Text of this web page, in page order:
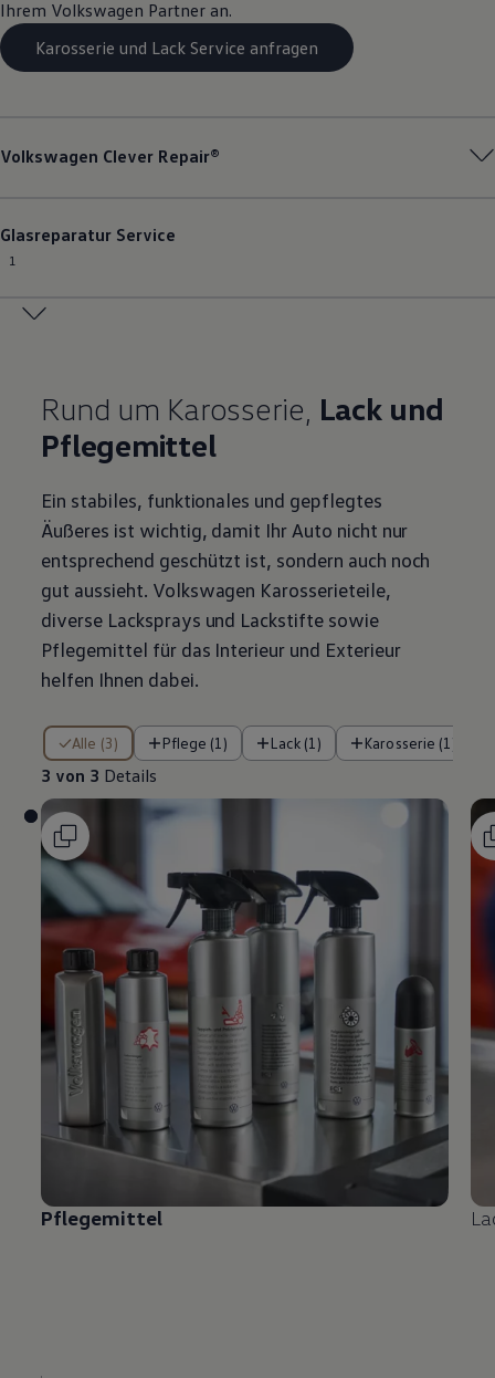
Ihrem Volkswagen Partner an.
Karosserie und Lack Service anfragen
Volkswagen Clever Repair®
Glasreparatur Service
1
Rund um Karosserie, Lack und
Pflegemittel
Ein stabiles, funktionales und gepflegtes
Äußeres ist wichtig, damit Ihr Auto nicht nur
entsprechend geschützt ist, sondern auch noch
gut aussieht. Volkswagen Karosserieteile,
diverse Lacksprays und Lackstifte sowie
Pflegemittel für das Interieur und Exterieur
helfen Ihnen dabei.
Alle (3) Pflege (1) Lack (1) Karosserie (1)
3 von 3 Details
3 von 3 Details
Pflegemittel